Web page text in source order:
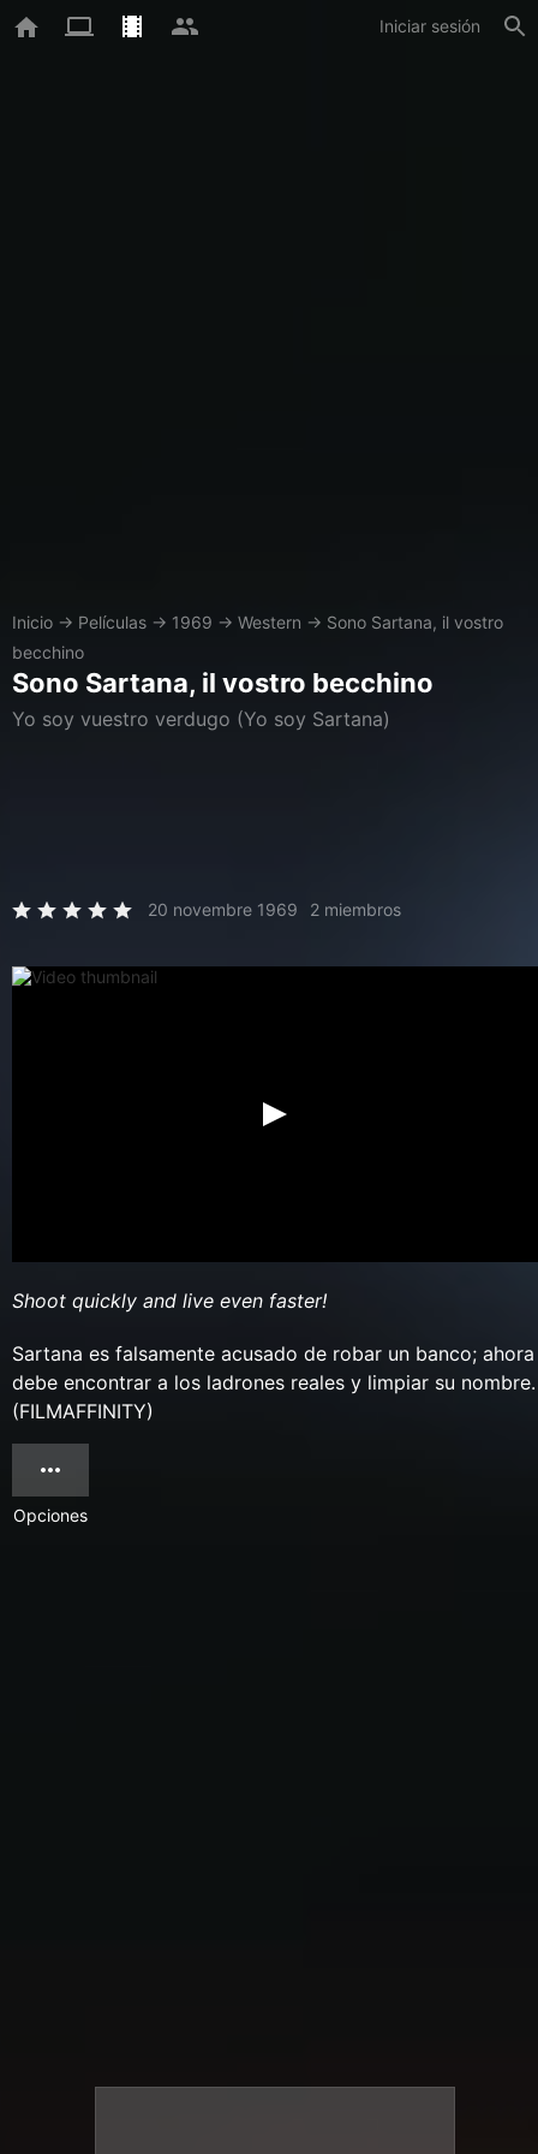
Iniciar sesión
Inicio → Películas → 1969 → Western → Sono Sartana, il vostro
becchino
Sono Sartana, il vostro becchino
Yo soy vuestro verdugo (Yo soy Sartana)
20 novembre 1969 2 miembros
Shoot quickly and live even faster!
Sartana es falsamente acusado de robar un banco; ahora
debe encontrar a los ladrones reales y limpiar su nombre.
(FILMAFFINITY)
Opciones